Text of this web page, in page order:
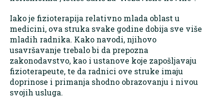
Iako je fizioterapija relativno mlada oblast u
medicini, ova struka svake godine dobija sve više
mladih radnika. Kako navodi, njihovo
usavršavanje trebalo bi da prepozna
zakonodavstvo, kao i ustanove koje zapošljavaju
fizioterapeute, te da radnici ove struke imaju
doprinose i primanja shodno obrazovanju i nivou
svojih usluga.